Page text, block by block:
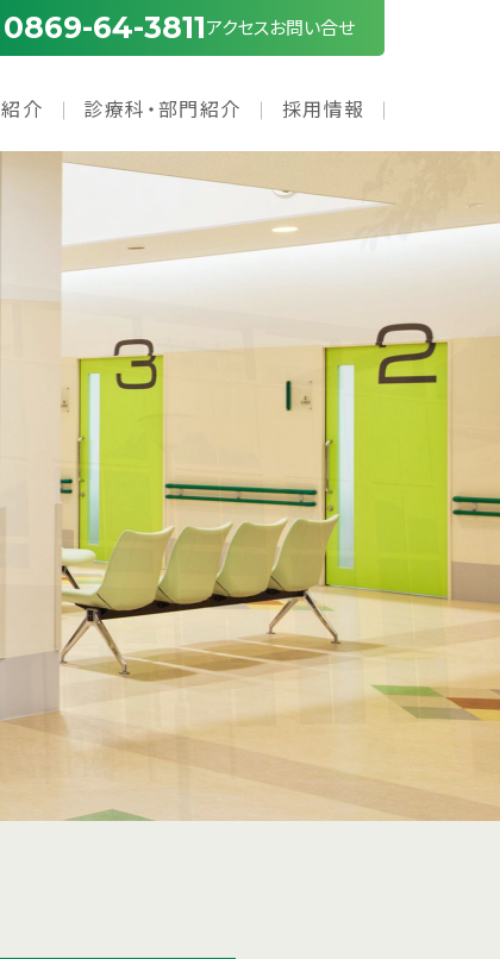
0869-64-3811アクセスお問い合せ
介 診療科・部門紹介 採用情報